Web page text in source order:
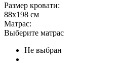
Размер кровати:
88x198 см
Матрас:
Выберите матрас
Не выбран